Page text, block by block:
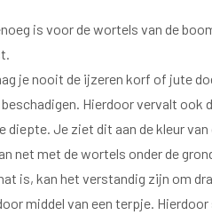
is voor de wortels van de
je nooit de ijzeren korf of jute
Hierdoor vervalt ook
diepte. Je ziet dit aan de kleur
net met de wortels onder de
is, kan het verstandig zijn om
middel van een terpje.